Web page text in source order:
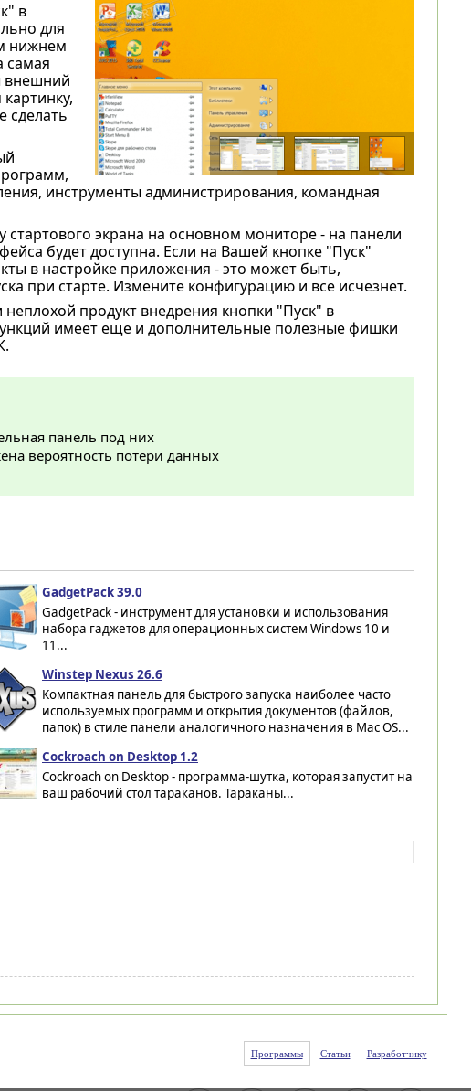
в
для
нижнем
самая
внешний
сделать
инструменты администрирования, командная
экрана на основном мониторе - на панели
будет доступна. Если на Вашей кнопке "Пуск"
в настройке приложения - это может быть,
при старте. Измените конфигурацию и все исчезнет.
продукт внедрения кнопки "Пуск" в
имеет еще и дополнительные полезные фишки
панель под них
вероятность потери данных
GadgetPack 39.0
GadgetPack - инструмент для установки и использования
набора гаджетов для операционных систем Windows 10 и
11...
Winstep Nexus 26.6
Компактная панель для быстрого запуска наиболее часто
используемых программ и открытия документов (файлов,
папок) в стиле панели аналогичного назначения в Mac OS...
Cockroach on Desktop 1.2
Cockroach on Desktop - программа-шутка, которая запустит на
ваш рабочий стол тараканов. Тараканы...
Программы Статьи Разработчику